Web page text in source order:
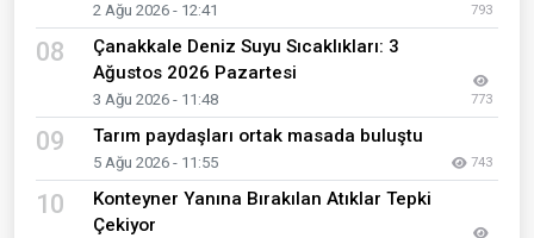
2 Ağu 2026 - 12:41 793
08
Çanakkale Deniz Suyu Sıcaklıkları: 3
Ağustos 2026 Pazartesi
3 Ağu 2026 - 11:48 773
09 Tarım paydaşları ortak masada buluştu
5 Ağu 2026 - 11:55 743
10
Konteyner Yanına Bırakılan Atıklar Tepki
Çekiyor